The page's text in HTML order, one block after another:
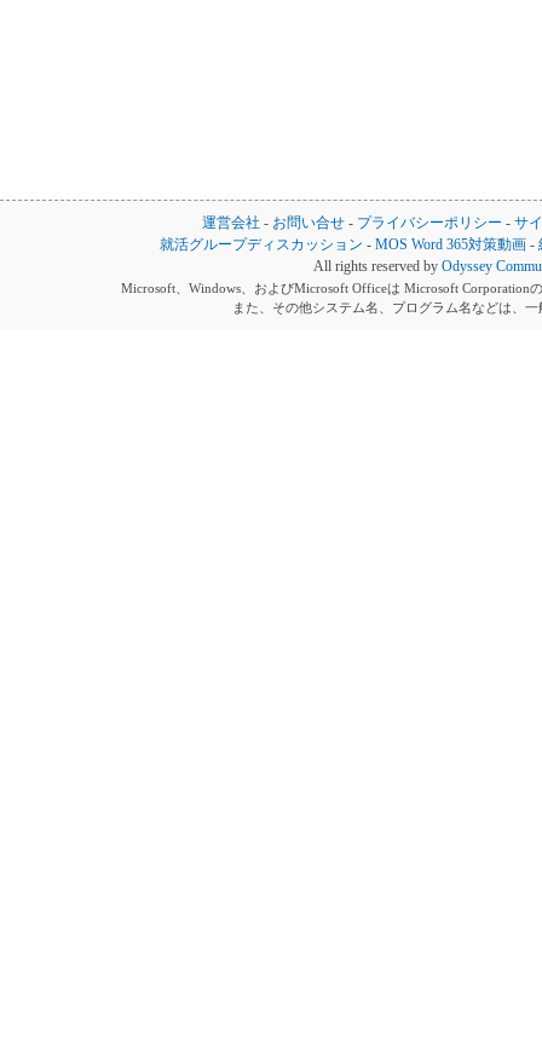
運営会社 - お問い合せ - プライバシーポリシー - サ
就活グループディスカッション -MOS Word 365対策動画 -
All rights reserved by Odyssey
Microsoft、Windows、およびMicrosoft Officeは Microsoft Corporation
また、その他システム名、プログラム名などは、